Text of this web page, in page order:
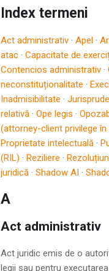
Index termeni
Act administrativ · Apel ·
atac · Capacitate de
Contencios administrativ ·
neconstituționalitate ·
Inadmisibilitate ·
relativă · Ope legis ·
(attorney-client privilege
Proprietate intelectuală ·
(RIL) · Reziliere ·
juridică · Shadow AI ·
A
Act administrativ
Act juridic emis de o
legii sau pentru